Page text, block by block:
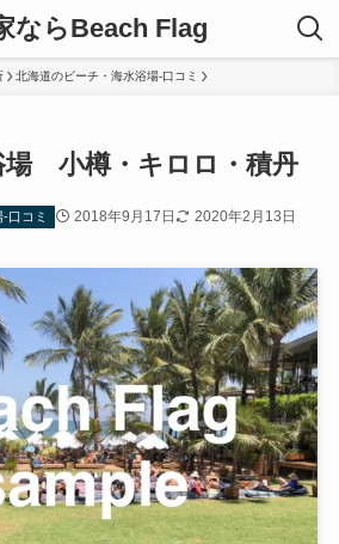
ならBeach Flag
北海道のビーチ・海水浴場-口コミ
場 小樽・キロロ・積丹
口コミ 2018年9月17日 2020年2月13日